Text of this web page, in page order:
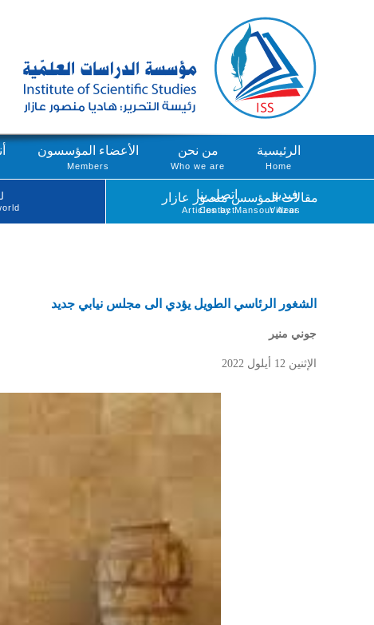
الرئيسية
Home
من نحن
Who we are
الأعضاء المؤسسون
Members
فيديو
Videos
اتصل بنا
Contact
مقالات المؤسس منصور عازار
Articles by Mansour Azar
الشغور الرئاسي الطويل يؤدي الى مجلس نيابي جديد
جوني منير
الإثنين 12 أيلول 2022